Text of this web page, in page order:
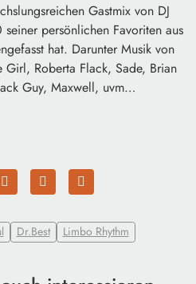
Gastmix von DJ
persönlichen Favoriten aus
hat. Darunter Musik von
Girl, Roberta Flack, Sade, Brian
Guy, Maxwell, uvm…
Dr.Best Limbo Rhythm